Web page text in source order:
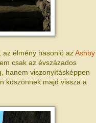
az élmény hasonló azAshby
csak az évszázados
hanem viszonyításképpen
köszönnek majd vissza a